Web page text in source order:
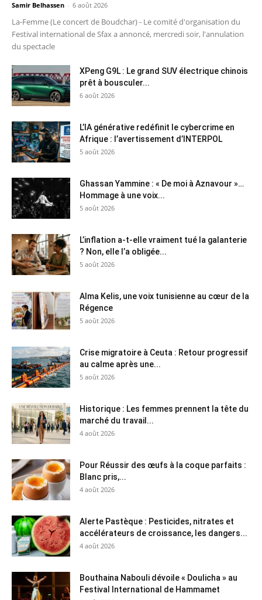
Samir Belhassen - 6 août 2026
La-Femme (Le concert de Boudchar) - Le comité d'organisation du
Festival international de Sfax a annoncé, mercredi soir, l'annulation
du spectacle
XPeng G9L : Le grand SUV électrique chinois
prêt à bousculer...
6 août 2026
L’IA générative redéfinit le cybercrime en
Afrique : l’avertissement d’INTERPOL
5 août 2026
Ghassan Yammine : « De moi à Aznavour »…
Hommage à une voix...
5 août 2026
L’inflation a-t-elle vraiment tué la galanterie
? Non, elle l’a obligée...
5 août 2026
Alma Kelis, une voix tunisienne au cœur de la
Régence
5 août 2026
Crise migratoire à Ceuta : Retour progressif
au calme après une...
5 août 2026
Historique : Les femmes prennent la tête du
marché du travail...
4 août 2026
Pour Réussir des œufs à la coque parfaits :
Blanc pris,...
4 août 2026
Alerte Pastèque : Pesticides, nitrates et
accélérateurs de croissance, les dangers...
4 août 2026
Bouthaina Nabouli dévoile « Doulicha » au
Festival International de Hammamet